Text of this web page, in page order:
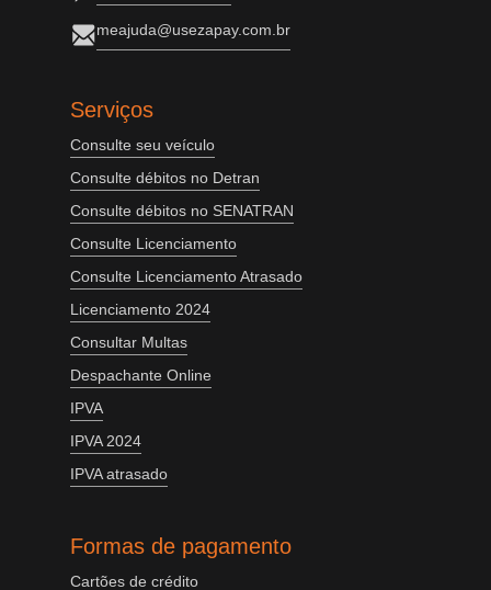
meajuda@usezapay.com.br
Serviços
Consulte seu veículo
Consulte débitos no Detran
Consulte débitos no SENATRAN
Consulte Licenciamento
Consulte Licenciamento Atrasado
Licenciamento 2024
Consultar Multas
Despachante Online
IPVA
IPVA 2024
IPVA atrasado
Formas de pagamento
Cartões de crédito